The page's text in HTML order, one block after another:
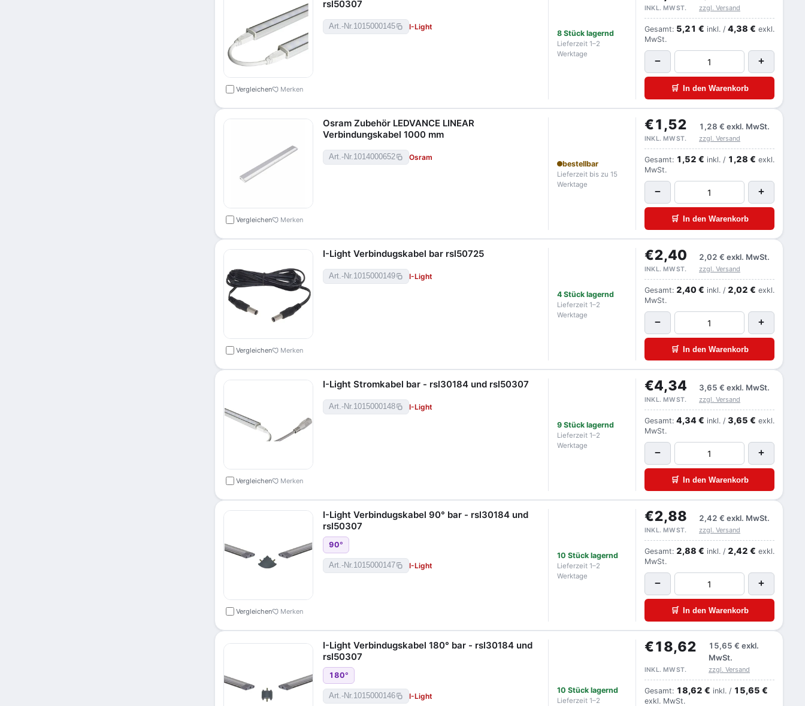
Vergleichen Merken
rsl50307
Art.-Nr.1015000145 I-Light
8 Stück lagernd
Lieferzeit 1–2
Werktage
INKL. MWST. zzgl. Versand
Gesamt: 5,21 € inkl. / 4,38 € exkl.
MwSt.
− +
🛒 In den Warenkorb
Vergleichen Merken
Osram Zubehör LEDVANCE LINEAR
Verbindungskabel 1000 mm
Art.-Nr.1014000652 Osram
bestellbar
Lieferzeit bis zu 15
Werktage
€1,52 1,28 € exkl. MwSt.
INKL. MWST. zzgl. Versand
Gesamt: 1,52 € inkl. / 1,28 € exkl.
MwSt.
− +
🛒 In den Warenkorb
Vergleichen Merken
I-Light Verbindugskabel bar rsl50725
Art.-Nr.1015000149
I-Light
4 Stück lagernd
Lieferzeit 1–2
Werktage
€2,40 2,02 € exkl. MwSt.
INKL. MWST. zzgl. Versand
Gesamt: 2,40 € inkl. / 2,02 € exkl.
MwSt.
− +
🛒 In den Warenkorb
Vergleichen Merken
I-Light Stromkabel bar - rsl30184 und rsl50307
Art.-Nr.1015000148
I-Light
9 Stück lagernd
Lieferzeit 1–2
Werktage
€4,34 3,65 € exkl. MwSt.
INKL. MWST. zzgl. Versand
Gesamt: 4,34 € inkl. / 3,65 € exkl.
MwSt.
− +
🛒 In den Warenkorb
Vergleichen Merken
I-Light Verbindugskabel 90° bar - rsl30184 und
rsl50307
90°
Art.-Nr.1015000147 I-Light
10 Stück lagernd
Lieferzeit 1–2
Werktage
€2,88 2,42 € exkl. MwSt.
INKL. MWST. zzgl. Versand
Gesamt: 2,88 € inkl. / 2,42 € exkl.
MwSt.
− +
🛒 In den Warenkorb
I-Light Verbindugskabel 180° bar - rsl30184 und
rsl50307
180°
Art.-Nr.1015000146 I-Light
10 Stück lagernd
Lieferzeit 1–2
€18,62 15,65 € exkl.
MwSt.
INKL. MWST. zzgl. Versand
Gesamt: 18,62 € inkl. / 15,65 €
exkl. MwSt.